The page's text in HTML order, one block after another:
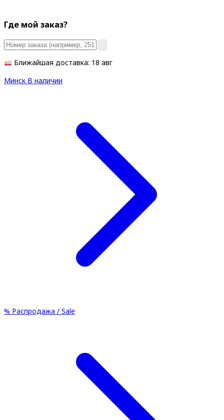
Где мой заказ?
Ближайшая доставка: 18 авг
Минск В наличии
% Распродажа / Sale